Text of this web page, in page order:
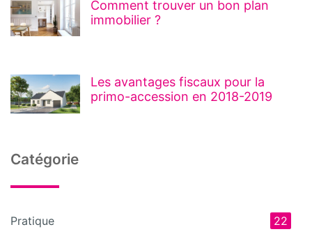
Comment trouver un bon plan
immobilier ?
Les avantages fiscaux pour la
primo-accession en 2018-2019
Catégorie
Pratique 22